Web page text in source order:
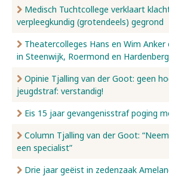
Werkwijze
Nieuws
Over ons
Contact
Medisch Tuchtcollege verklaart
verpleegkundig (grotendeels) gegrond
Theatercolleges Hans en Wim
in Steenwijk, Roermond en Hardenberg
Opinie Tjalling van der Goot: geen
jeugdstraf: verstandig!
Eis 15 jaar gevangenisstraf poging
Column Tjalling van der Goot: “Neem
een specialist”
Drie jaar geëist in zedenzaak